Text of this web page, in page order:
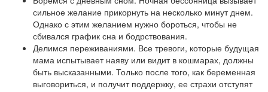
сильное желание прикорнуть на несколько минут днем.
Однако с этим желанием нужно бороться, чтобы не
сбивался график сна и бодрствования.
Делимся переживаниями. Все тревоги, которые будущая
мама испытывает наяву или видит в кошмарах, должны
быть высказанными. Только после того, как беременная
выговориться, и получит поддержку, ее страхи отступят